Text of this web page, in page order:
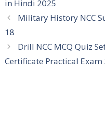
in Hindi 2025
Military History NCC
18
Drill NCC MCQ Quiz
Certificate Practical Exam